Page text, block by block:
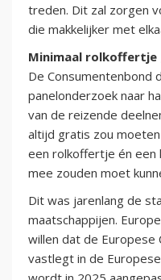
treden. Dit zal zorgen
die makkelijker met
Minimaal rolkoffertje
De Consumentenbond
panelonderzoek naar
van de reizende
altijd gratis zou
een rolkoffertje én een
mee zouden moet
Dit was jarenlang de
maatschappijen.
willen dat de Europese
vastlegt in de